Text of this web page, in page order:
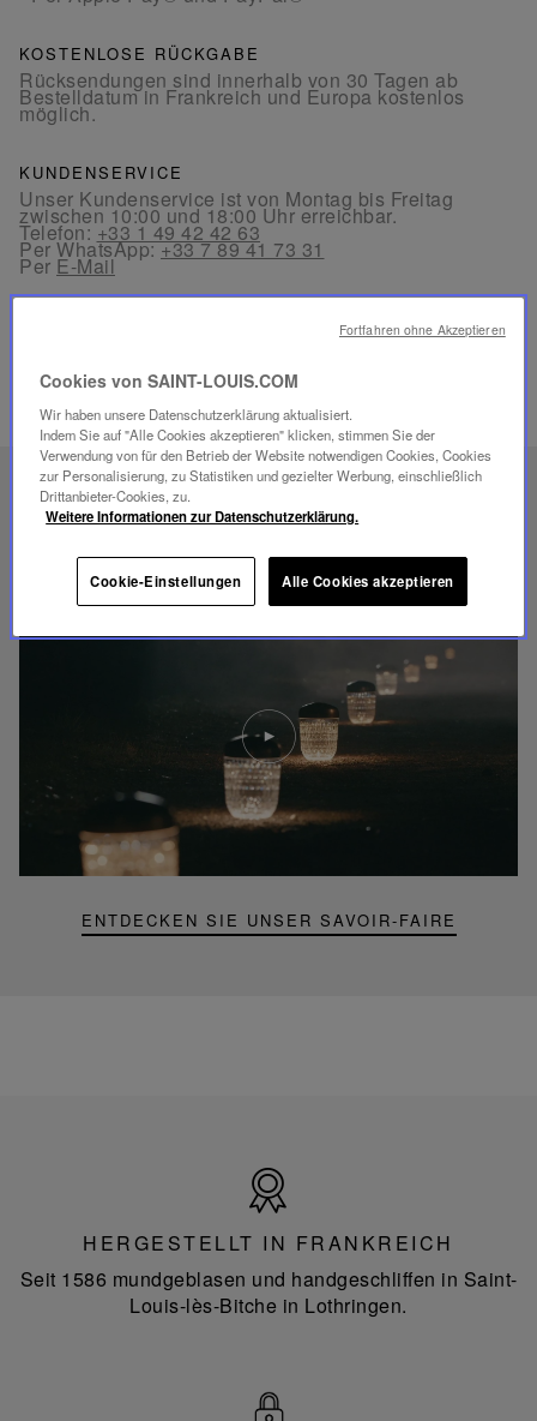
KOSTENLOSE RÜCKGABE
Rücksendungen sind innerhalb von 30 Tagen ab
Bestelldatum in Frankreich und Europa kostenlos
möglich.
KUNDENSERVICE
Unser Kundenservice ist von Montag bis Freitag
zwischen 10:00 und 18:00 Uhr erreichbar.
Telefon:+33 1 49 42 42 63
Per WhatsApp:+33 7 89 41 73 31
Per E-Mail
VERWANDTE PRODUKTE
EINZIGARTIGES
SAVOIR-FAIRE
FOLIA BELEUCHTUNG
ENTDECKEN SIE UNSER SAVOIR-FAIRE
Video
abspielen
YouTube-
Video,
Folia
Mini-
Portable-
Frankreich
HERGESTELLT IN FRANKREICH
Seit 1586 mundgeblasen und handgeschliffen in Saint-
Louis-lès-Bitche in Lothringen.
Cookies von SAINT-LOUIS.COM
Wir haben unsere Datenschutzerklärung aktualisiert.
Indem Sie auf "Alle Cookies akzeptieren" klicken, stimmen Sie der
Verwendung von für den Betrieb der Website notwendigen Cookies, Cookies
zur Personalisierung, zu Statistiken und gezielter Werbung, einschließlich
Drittanbieter-Cookies, zu.
Weitere Informationen zur Datenschutzerklärung.
Cookie-Einstellungen Alle Cookies akzeptieren
Fortfahren ohne Akzeptieren